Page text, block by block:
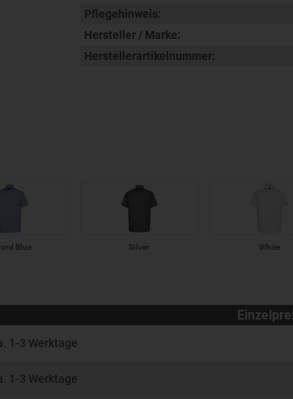
Pflegehinweis:
Hersteller / Marke:
Herstellerartikelnummer:
Blue Silver White
1-3 Werktage
1-3 Werktage